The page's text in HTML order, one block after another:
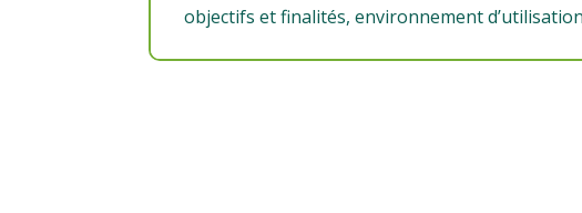
objectifs et finalités, environnement